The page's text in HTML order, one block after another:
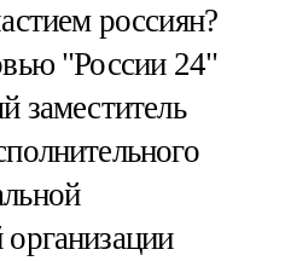
россиян?
"России 24"
заместитель